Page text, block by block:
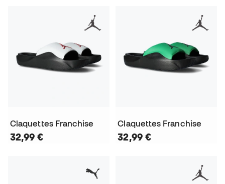
Claquettes Franchise
32,99 €
Claquettes Franchise
32,99 €